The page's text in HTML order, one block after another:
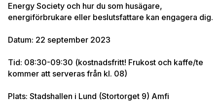
Energy Society och hur du som husägare,
energiförbrukare eller beslutsfattare kan engagera dig.
Datum: 22 september 2023
Tid: 08:30-09:30 (kostnadsfritt! Frukost och kaffe/te
kommer att serveras från kl. 08)
Plats: Stadshallen i Lund (Stortorget 9) Amfi